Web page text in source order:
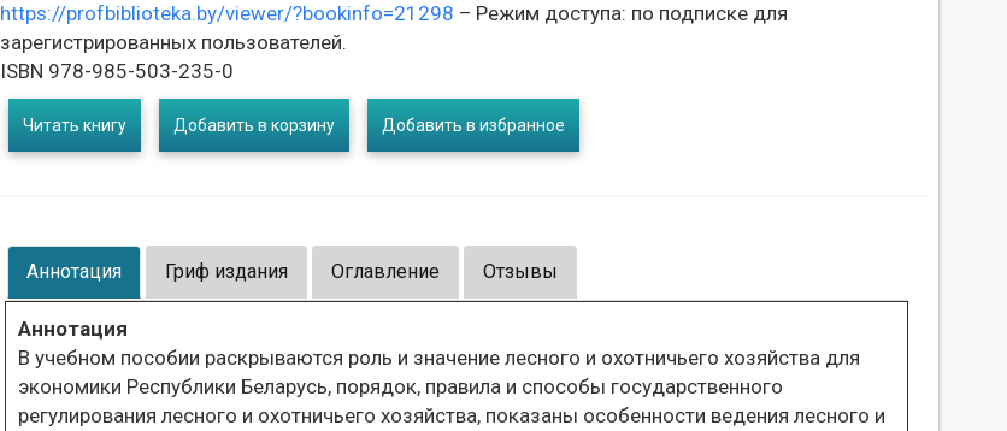
https://profbiblioteka.by/viewer/?bookinfo=21298 – Режим доступа: по подписке для
зарегистрированных пользователей.
ISBN 978-985-503-235-0
Читать книгу Добавить в корзину Добавить в избранное
Аннотация Гриф издания Оглавление Отзывы
Аннотация
В учебном пособии раскрываются роль и значение лесного и охотничьего хозяйства для
экономики Республики Беларусь, порядок, правила и способы государственного
регулирования лесного и охотничьего хозяйства, показаны особенности ведения лесного и